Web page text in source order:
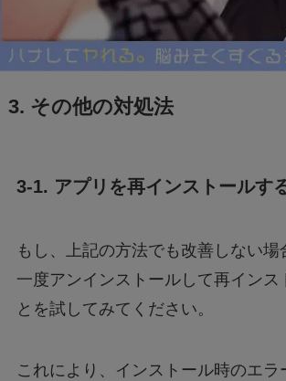
3. その他の対処法
3-1. アプリを再インストールす
もし、上記の方法でも改善しない場
一度アンインストールして再インス
とを試してみてください。
これにより、インストール時のエラ